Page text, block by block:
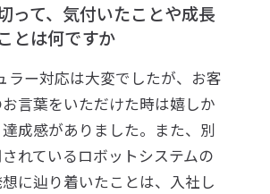
って、気付いたことや成長
とは何ですか
ラー対応は大変でしたが、お客
言葉をいただけた時は嬉しか
成感がありました。また、別
れているロボットシステムの
に辿り着いたことは、入社し